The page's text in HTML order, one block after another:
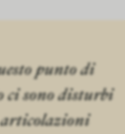
punto di
ci sono disturbi